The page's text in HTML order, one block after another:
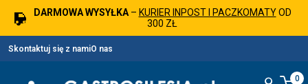
DARMOWA WYSYŁKA– KURIER INPOST I PACZKOMATYOD
300 ZŁ
Skontaktuj się z namiO nas
0